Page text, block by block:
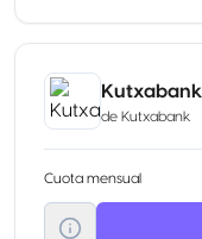
Kutxabank
de Kutxabank
Cuota mensual